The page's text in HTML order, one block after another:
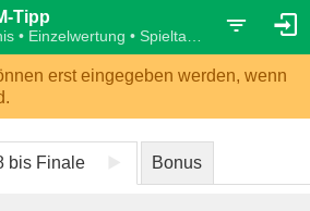
Tipp
erst eingegeben werden, wenn
bis Finale Bonus